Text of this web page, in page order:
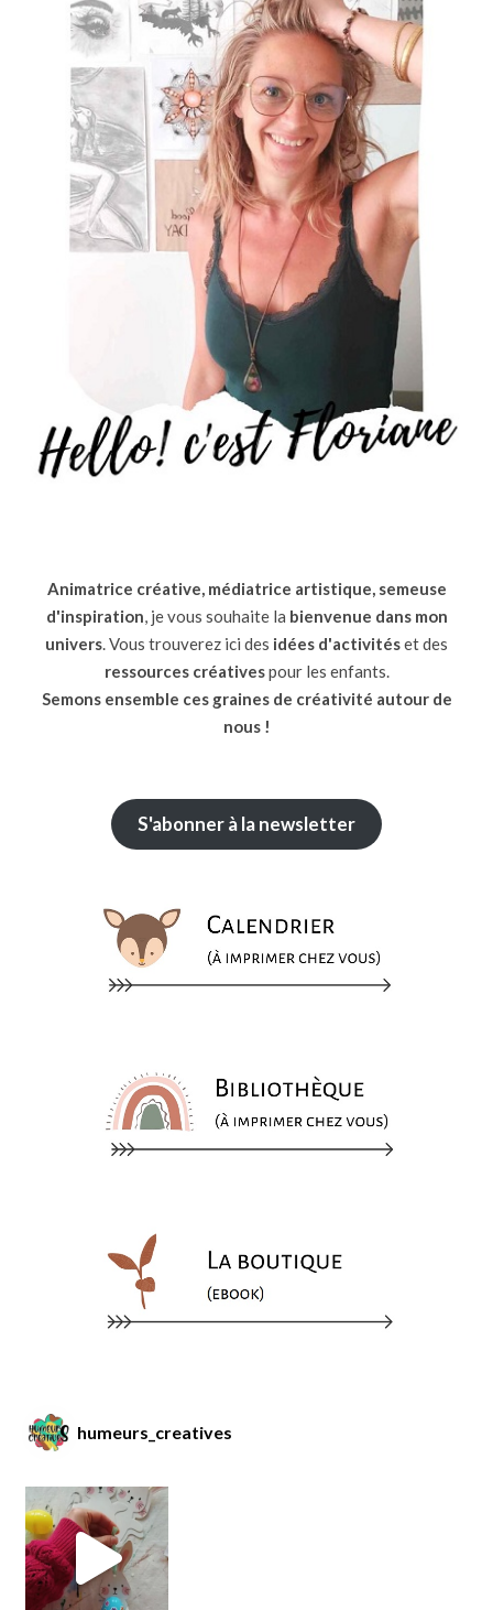
Animatrice créative, médiatrice artistique, semeuse
d'inspiration, je vous souhaite la bienvenue dans mon
univers. Vous trouverez ici des idées d'activitéset des
ressources créativespour les enfants.
Semons ensemble ces graines de créativité autour de
nous !
S'abonner à la newsletter
humeurs_creatives